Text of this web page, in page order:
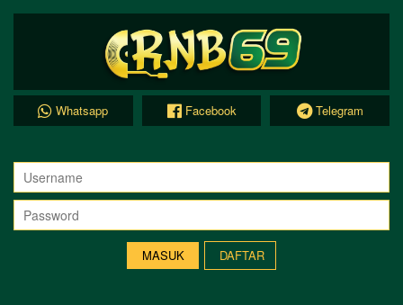
Whatsapp Facebook Telegram
DAFTAR